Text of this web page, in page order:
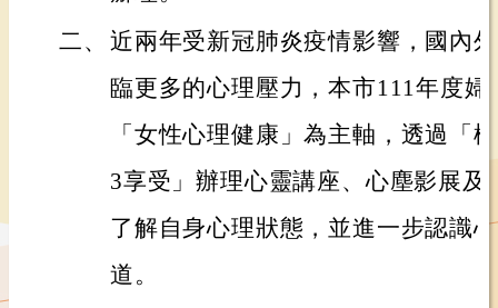
二、 近兩年受新冠肺炎疫情影響，國內
臨更多的心理壓力，本市111年度
「女性心理健康」為主軸，透過「
3享受」辦理心靈講座、心塵影展及
了解自身心理狀態，並進一步認識
道。